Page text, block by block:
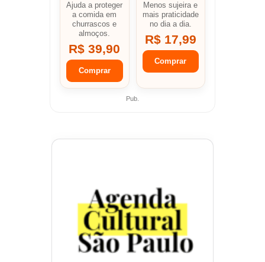
Ajuda a proteger
a comida em
churrascos e
almoços.
R$ 39,90
Comprar
Menos sujeira e
mais praticidade
no dia a dia.
R$ 17,99
Comprar
Pub.